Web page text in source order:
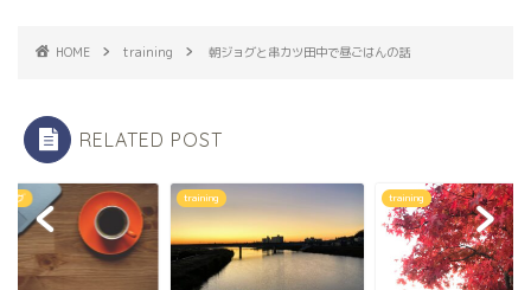
HOME training 朝ジョグと串カツ田中で昼ごはんの話
RELATED POST
ログ training training